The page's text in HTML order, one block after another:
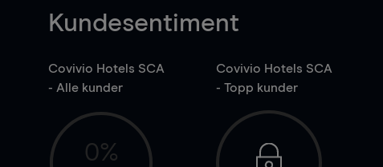
Kundesentiment
Covivio Hotels SCA
- Alle kunder
0%
Covivio Hotels SCA
- Topp kunder